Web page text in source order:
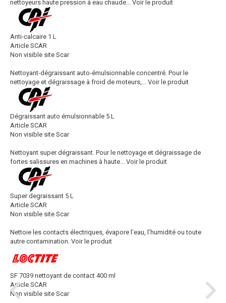
nettoyeurs haute pression à eau chaude... Voir le produit
Anti-calcaire 1 L
Article SCAR
Non visible site Scar
Nettoyant-dégraissant auto-émulsionnable concentré. Pour le
nettoyage et dégraissage à froid de moteurs,... Voir le produit
Dégraissant auto émulsionnable 5 L
Article SCAR
Non visible site Scar
Nettoyant super dégraissant. Pour le nettoyage et dégraissage de
fortes salissures en machines à haute... Voir le produit
Super degraissant 5 L
Article SCAR
Non visible site Scar
Nettoie les contacts électriques, évapore l’eau, l’humidité ou toute
autre contamination. Voir le produit
SF 7039 nettoyant de contact 400 ml
Article SCAR
Non visible site Scar